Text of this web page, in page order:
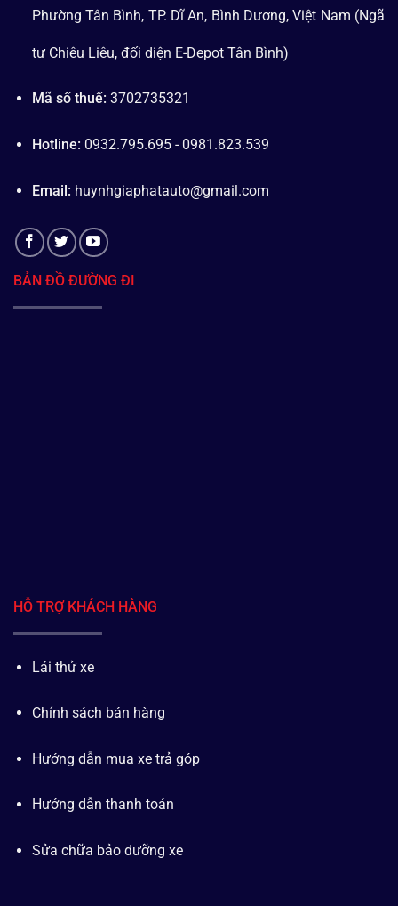
Phường Tân Bình, TP. Dĩ An, Bình Dương, Việt Nam (Ngã
tư Chiêu Liêu, đối diện E-Depot Tân Bình)
Mã số thuế: 3702735321
Hotline: 0932.795.695 - 0981.823.539
Email: huynhgiaphatauto@gmail.com
BẢN ĐỒ ĐƯỜNG ĐI
HỖ TRỢ KHÁCH HÀNG
Lái thử xe
Chính sách bán hàng
Hướng dẫn mua xe trả góp
Hướng dẫn thanh toán
Sửa chữa bảo dưỡng xe